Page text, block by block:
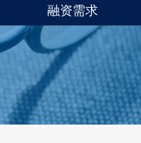
融资需求